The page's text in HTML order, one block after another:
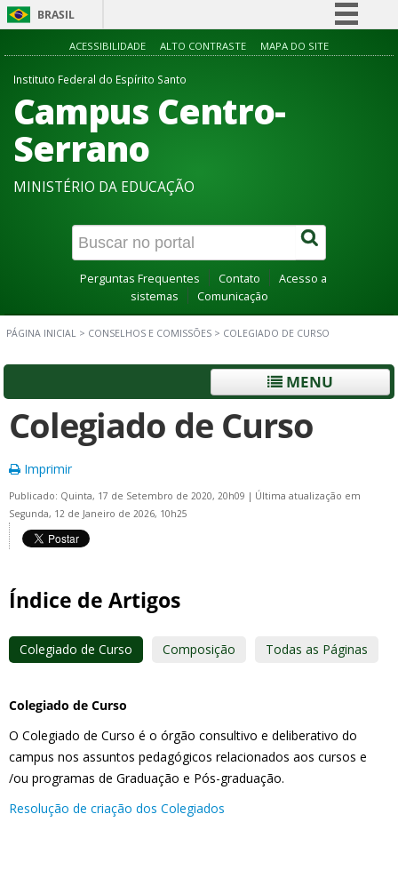
BRASIL
Simplifique!
Acesso à informação
ACESSIBILIDADE ALTO CONTRASTE MAPA DO SITE
Instituto Federal do Espírito Santo
Campus Centro-
Serrano
MINISTÉRIO DA EDUCAÇÃO
Perguntas Frequentes Contato
Acesso a
sistemas
Comunicação
PÁGINA INICIAL > CONSELHOS E COMISSÕES > COLEGIADO DE CURSO
MENU
Colegiado de Curso
Imprimir
Publicado: Quinta, 17 de Setembro de 2020, 20h09 | Última atualização em
Segunda, 12 de Janeiro de 2026, 10h25
Índice de Artigos
Colegiado de Curso Composição Todas as Páginas
Colegiado de Curso
O Colegiado de Curso é o órgão consultivo e deliberativo do
campus nos assuntos pedagógicos relacionados aos cursos e
/ou programas de Graduação e Pós-graduação.
Resolução de criação dos Colegiados